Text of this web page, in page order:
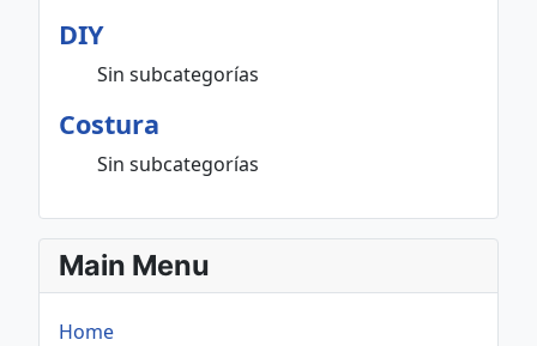
DIY
Sin subcategorías
Costura
Sin subcategorías
Main Menu
Home